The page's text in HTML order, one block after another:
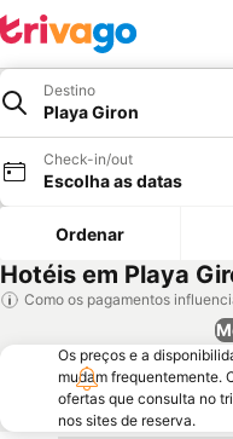
Destino
Playa Giron
Check-in/out
Escolha as datas
Ordenar
Hotéis em Playa
Como os pagamentos
Os preços e a
mudam frequentemente.
ofertas que consulta no
nos sites de reserva.